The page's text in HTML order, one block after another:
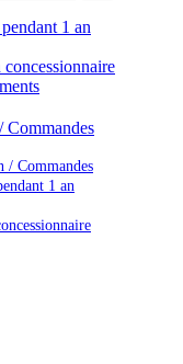
1 an
Commandes
/ Commandes
1 an